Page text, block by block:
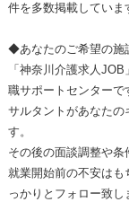
件を多数掲載していま
◆あなたのご希望の施
「神奈川介護求人
職サポートセンターで
サルタントがあなたの
す。
その後の面談調整や条
就業開始前の不安はも
っかりとフォロー致し